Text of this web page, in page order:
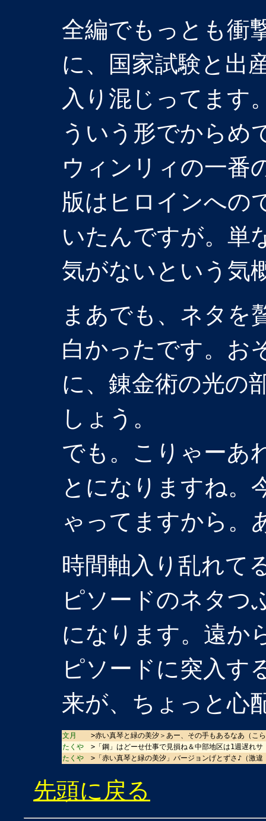
全編でもっとも衝
に、国家試験と出
入り混じってます
ういう形でからめ
ウィンリィの一番
版はヒロインへの
いたんですが。単
気がないという気
まあでも、ネタを
白かったです。お
に、錬金術の光の
しょう。
でも。こりゃーあ
とになりますね。
ゃってますから。
時間軸入り乱れて
ピソードのネタつ
になります。遠か
ピソードに突入す
来が、ちょっと心
文月
>赤い真琴と緑の美汐＞あー、その手もあるなあ（こら
たくや
>「鋼」はどーせ仕事で見損ね＆中部地区は1週遅れ
たくや
>「赤い真琴と緑の美汐」バージョンげとずさ♪（激違
先頭に戻る